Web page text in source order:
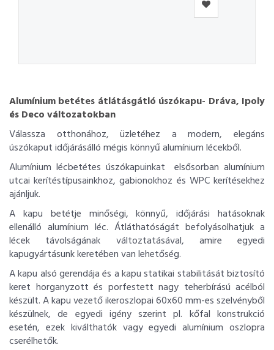
Alumínium betétes átlátásgátló úszókapu- Dráva, Ipoly
és Deco változatokban
Válassza otthonához, üzletéhez a modern, elegáns
úszókaput időjárásálló mégis könnyű alumínium lécekből.
Alumínium lécbetétes úszókapuinkat elsősorban alumínium
utcai kerítéstípusainkhoz, gabionokhoz és WPC kerítésekhez
ajánljuk.
A kapu betétje minőségi, könnyű, időjárási hatásoknak
ellenálló alumínium léc. Átláthatóságát befolyásolhatjuk a
lécek távolságának változtatásával, amire egyedi
kapugyártásunk keretében van lehetőség.
A kapu alsó gerendája és a kapu statikai stabilitását biztosító
keret horganyzott és porfestett nagy teherbírású acélból
készült. A kapu vezető ikeroszlopai 60x60 mm-es szelvényből
készülnek, de egyedi igény szerint pl. kőfal konstrukció
esetén, ezek kiválthatók vagy egyedi alumínium oszlopra
cserélhetők.